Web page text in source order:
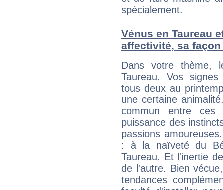
spécialement.
Vénus en Taureau
affectivité, sa
Dans votre thème,
Taureau. Vos
tous deux au
une certaine
commun entre
puissance des
passions
: à la naïveté du
Taureau. Et l'inertie
de l'autre. Bien
tendances